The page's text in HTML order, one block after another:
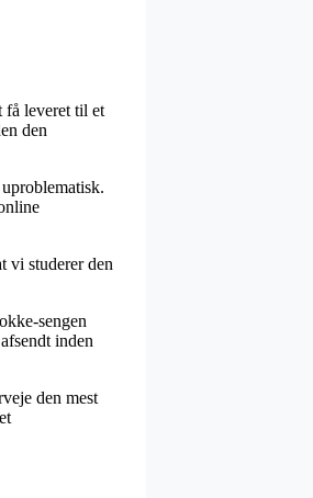
få leveret til et
den
vi studerer den
sengen
inden
den mest